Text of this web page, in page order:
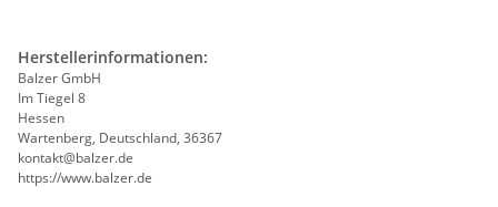
Herstellerinformationen:
Balzer GmbH
Im Tiegel 8
Hessen
Wartenberg, Deutschland, 36367
kontakt@balzer.de
https://www.balzer.de